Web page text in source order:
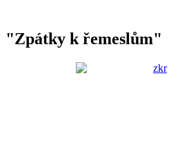
"Zpátky k řemeslům"